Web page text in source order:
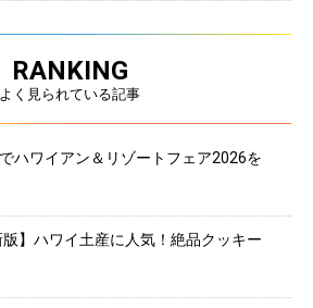
RANKING
よく見られている記事
ハワイアン＆リゾートフェア2026を
版】ハワイ土産に人気！絶品クッキー